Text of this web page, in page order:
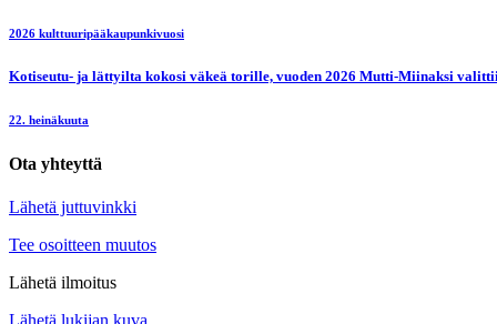
2026 kulttuuripääkaupunkivuosi
Kotiseutu- ja lättyilta kokosi väkeä torille, vuoden 2026 Mutti-Miinaksi
22. heinäkuuta
Ota yhteyttä
Lähetä juttuvinkki
Tee osoitteen muutos
Lähetä ilmoitus
Lähetä lukijan kuva